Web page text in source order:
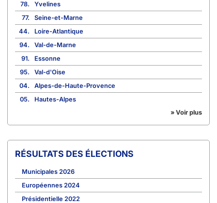
78.
Yvelines
77.
Seine-et-Marne
44.
Loire-Atlantique
94.
Val-de-Marne
91.
Essonne
95.
Val-d'Oise
04.
Alpes-de-Haute-Provence
05.
Hautes-Alpes
» Voir plus
RÉSULTATS DES ÉLECTIONS
Municipales 2026
Européennes 2024
Présidentielle 2022